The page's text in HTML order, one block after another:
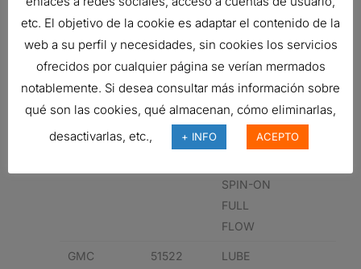
CHEVROLET 25014748
LUBE
FILTER,
SPIN-ON
FULL
FLOW
CHEVROLET
SPIN-ON
FULL
FLOW
GMC 51522
LUBE
etc. El objetivo de la cookie es adaptar el contenido de la
web a su perfil y necesidades, sin cookies los servicios
ofrecidos por cualquier página se verían mermados
notablemente. Si desea consultar más información sobre
qué son las cookies, qué almacenan, cómo eliminarlas,
desactivarlas, etc.,
+ INFO ACEPTO